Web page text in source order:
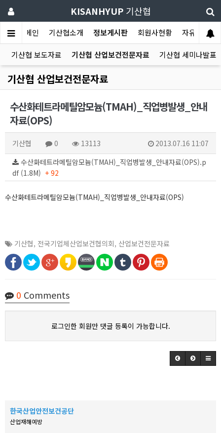
KISANHYUP기산협
메인 기산협소개 정보게시판 회원사현황 자유게시판
기산협 보도자료 기산협 산업보건전문자료 기산협 세미나발표
기산협 산업보건전문자료
수산화테트라메틸암모늄(TMAH)_직업병발생_안내
자료(OPS)
기산협 0 13113
2013.07.16 11:07
수산화테트라메틸암모늄(TMAH)_직업병발생_안내자료(OPS).p
df (1.8M) + 92
수산화테트라메틸암모늄(TMAH)_직업병발생_안내자료(OPS)
기산협, 전국기업체산업보건협의회, 산업보건전문자료
0 Comments
로그인한 회원만 댓글 등록이 가능합니다.
한국산업안전보건공단
산업재해예방